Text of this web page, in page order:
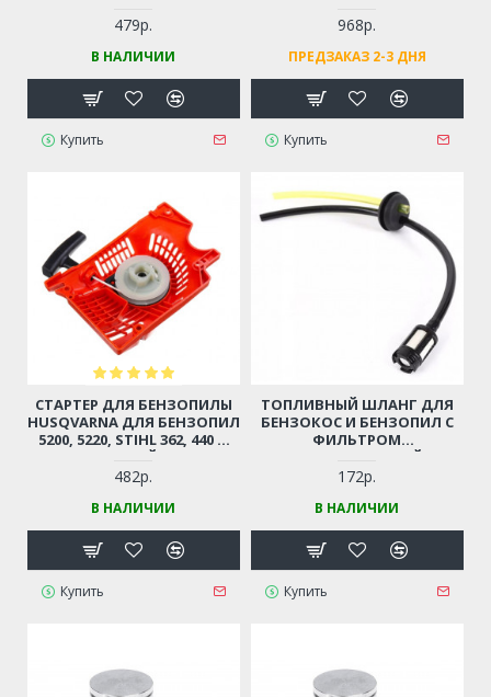
ПЕРФОРАТОРА, ДРЕЛИ И ПР.
479р.
В НАЛИЧИИ
Купить
968р.
ПРЕДЗАКАЗ 2-3 ДНЯ
Купить
СТАРТЕР ДЛЯ БЕНЗОПИЛЫ
HUSQVARNA ДЛЯ БЕНЗОПИЛ
5200, 5220, STIHL 362, 440 И
ДР. (КИТАЙСКИЕ
БЕНЗОПИЛЫ 45-52СМ3,
ЦЫГАНКА)
482р.
В НАЛИЧИИ
Купить
ТОПЛИВНЫЙ ШЛАНГ ДЛЯ
БЕНЗОКОС И БЕНЗОПИЛ С
ФИЛЬТРОМ
(УНИВЕРСАЛЬНЫЙ)
172р.
В НАЛИЧИИ
Купить